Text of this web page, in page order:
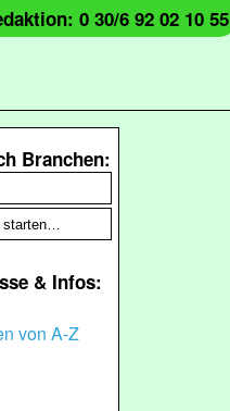
0 30/6 92 02 10 55
Branchen:
& Infos:
von A-Z